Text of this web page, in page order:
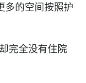
多的空间按照护
完全没有住院